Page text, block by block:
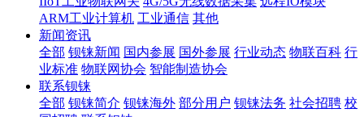
ARM工业计算机 工业通信 其他
新闻资讯
全部 钡铼新闻 国内参展 国外参展 行业动态 物联百科 行
业标准 物联网协会 智能制造协会
联系钡铼
全部 钡铼简介 钡铼海外 部分用户 钡铼法务 社会招聘 校